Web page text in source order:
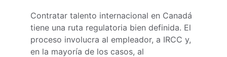
Contratar talento internacional en Canadá
tiene una ruta regulatoria bien definida. El
proceso involucra al empleador, a IRCC y,
en la mayoría de los casos, al